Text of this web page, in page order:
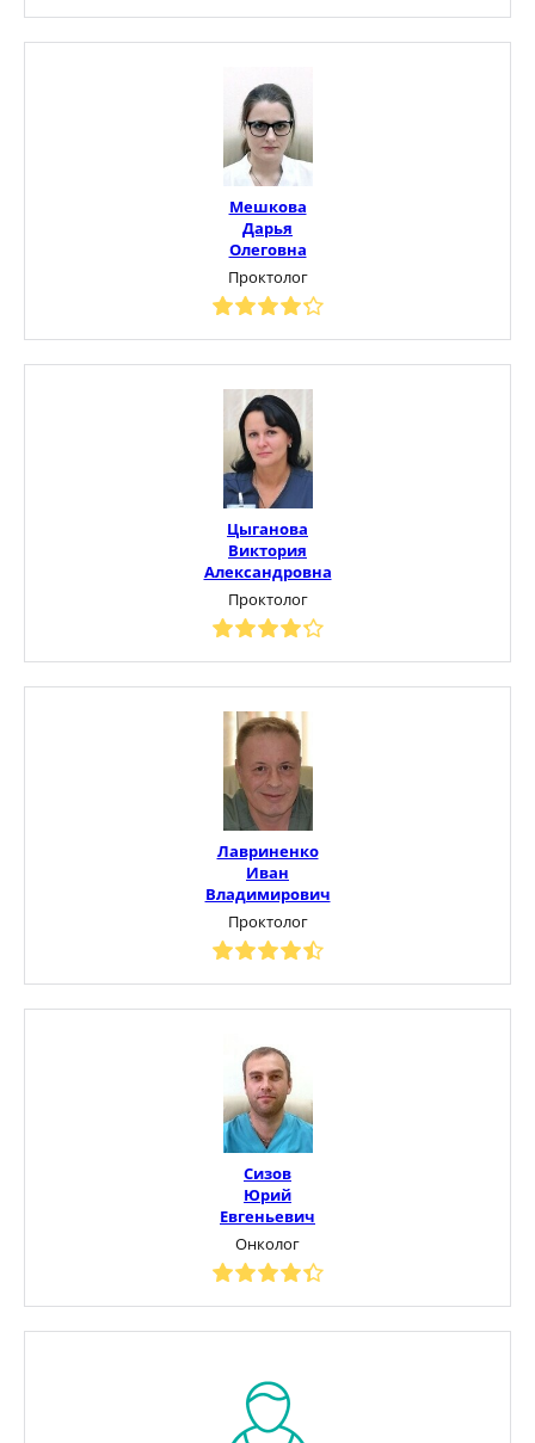
Мешкова
Дарья
Олеговна
Проктолог
Цыганова
Виктория
Александровна
Проктолог
Лавриненко
Иван
Владимирович
Проктолог
Сизов
Юрий
Евгеньевич
Онколог